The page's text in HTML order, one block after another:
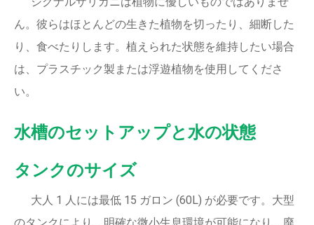
ん。彼らはほとんどの生きた植物を切ったり、細断した
り、食べたりします。植えられた状態を維持したい場合
は、プラスチック製または浮遊植物を使用してくださ
い。
水槽のセットアップと水の状態
タンクのサイズ
大人 1 人には最低 15 ガロン (60L) が必要です。大型